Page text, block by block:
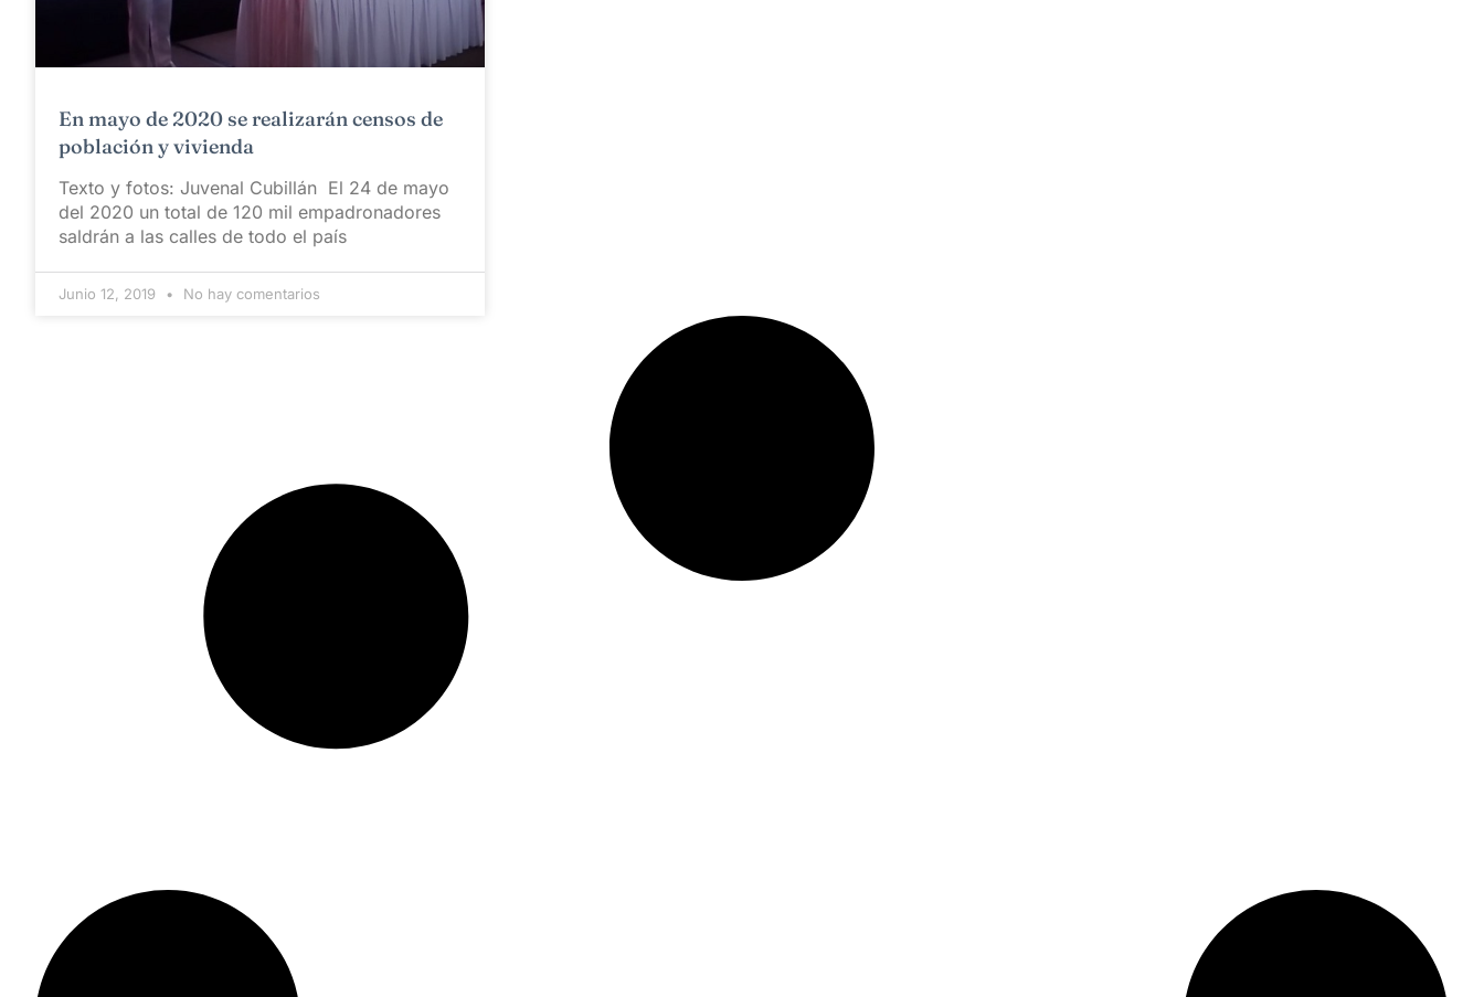
En mayo de 2020 se realizarán censos de
población y vivienda
Texto y fotos: Juvenal Cubillán El 24 de mayo
del 2020 un total de 120 mil empadronadores
saldrán a las calles de todo el país
Junio 12, 2019 No hay comentarios